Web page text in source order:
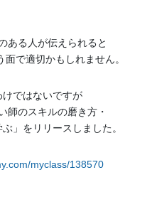
ある人が伝えられると
で適切かもしれません。
ではないですが
師のスキルの磨き方・
」をリリースしました。
myclass/138570